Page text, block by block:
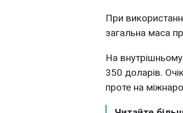
При
загальна маса
На
350 доларів.
проте на